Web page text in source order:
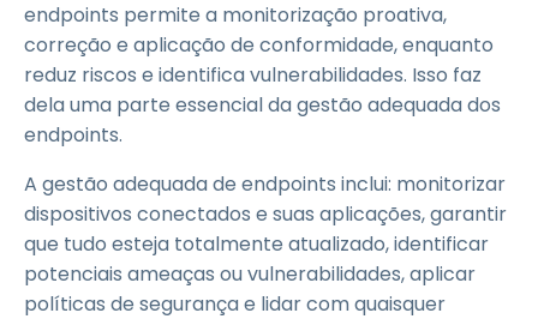
endpoints permite a monitorização proativa,
correção e aplicação de conformidade, enquanto
reduz riscos e identifica vulnerabilidades. Isso faz
dela uma parte essencial da gestão adequada dos
endpoints.
A gestão adequada de endpoints inclui: monitorizar
dispositivos conectados e suas aplicações, garantir
que tudo esteja totalmente atualizado, identificar
potenciais ameaças ou vulnerabilidades, aplicar
políticas de segurança e lidar com quaisquer